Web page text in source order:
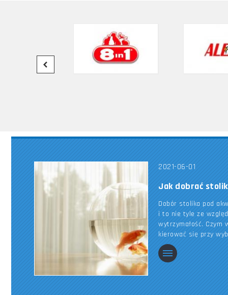
2021-06-01
Jak dobrać
Dobór stolika pod
i to nie tyle ze
wytrzymałość. Czym
kierować się przy